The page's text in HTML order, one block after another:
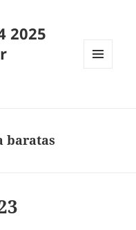
2025
baratas